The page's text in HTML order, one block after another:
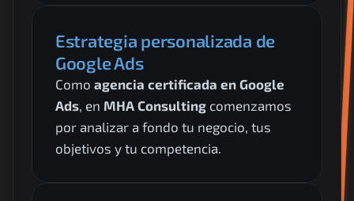
Estrategia personalizada de
Google Ads
Como agencia certificada en Google
Ads, en MHA Consulting comenzamos
por analizar a fondo tu negocio, tus
objetivos y tu competencia.